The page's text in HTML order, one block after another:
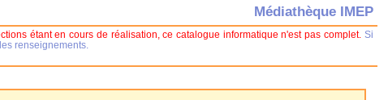
Médiathèque IMEP
étant en cours de réalisation, ce catalogue informatique n'est pas complet. Si
renseignements.